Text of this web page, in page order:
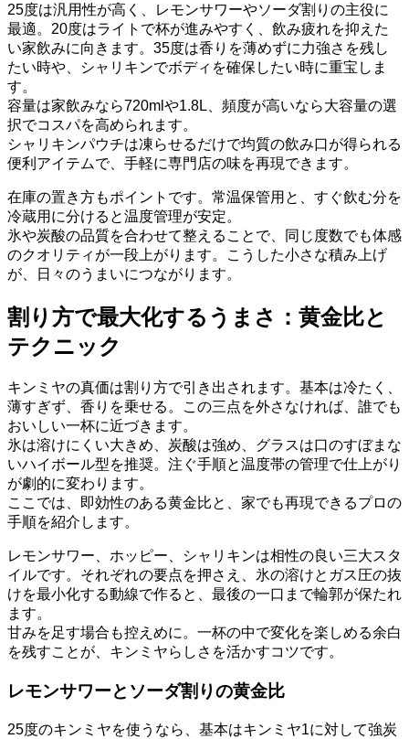
25度は汎用性が高く、レモンサワーやソーダ割りの主役に
最適。20度はライトで杯が進みやすく、飲み疲れを抑えた
い家飲みに向きます。35度は香りを薄めずに力強さを残し
たい時や、シャリキンでボディを確保したい時に重宝しま
す。
容量は家飲みなら720mlや1.8L、頻度が高いなら大容量の選
択でコスパを高められます。
シャリキンパウチは凍らせるだけで均質の飲み口が得られる
便利アイテムで、手軽に専門店の味を再現できます。
在庫の置き方もポイントです。常温保管用と、すぐ飲む分を
冷蔵用に分けると温度管理が安定。
氷や炭酸の品質を合わせて整えることで、同じ度数でも体感
のクオリティが一段上がります。こうした小さな積み上げ
が、日々のうまいにつながります。
割り方で最大化するうまさ：黄金比と
テクニック
キンミヤの真価は割り方で引き出されます。基本は冷たく、
薄すぎず、香りを乗せる。この三点を外さなければ、誰でも
おいしい一杯に近づきます。
氷は溶けにくい大きめ、炭酸は強め、グラスは口のすぼまな
いハイボール型を推奨。注ぐ手順と温度帯の管理で仕上がり
が劇的に変わります。
ここでは、即効性のある黄金比と、家でも再現できるプロの
手順を紹介します。
レモンサワー、ホッピー、シャリキンは相性の良い三大スタ
イルです。それぞれの要点を押さえ、氷の溶けとガス圧の抜
けを最小化する動線で作ると、最後の一口まで輪郭が保たれ
ます。
甘みを足す場合も控えめに。一杯の中で変化を楽しめる余白
を残すことが、キンミヤらしさを活かすコツです。
レモンサワーとソーダ割りの黄金比
25度のキンミヤを使うなら、基本はキンミヤ1に対して強炭